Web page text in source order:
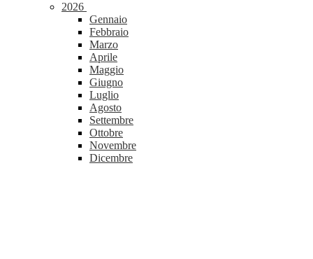
2026
Gennaio
Febbraio
Marzo
Aprile
Maggio
Giugno
Luglio
Agosto
Settembre
Ottobre
Novembre
Dicembre